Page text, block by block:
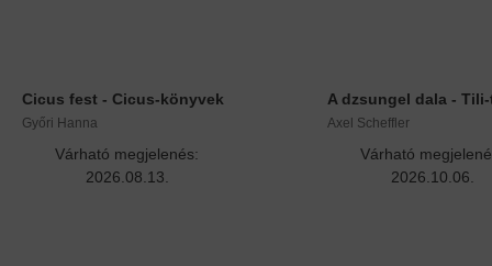
Cicus fest - Cicus-könyvek
Győri Hanna
Várható megjelenés:
2026.08.13.
A dzsungel dala -
Axel Scheffler
Várható
2026.10.06.